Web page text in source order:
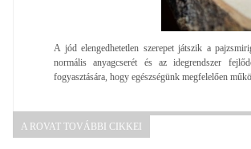
A jód elengedhetetlen szerepet játszik a
normális anyagcserét és az idegrendszer
fogyasztására, hogy egészségünk megfelelően
A ROVAT TOVÁBBI CIKKEI